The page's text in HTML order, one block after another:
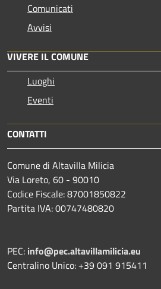
Comunicati
Avvisi
VIVERE IL COMUNE
Luoghi
Eventi
CONTATTI
Comune di Altavilla Milicia
Via Loreto, 60 - 90010
Codice Fiscale: 87001850822
Partita IVA: 00747480820
PEC: info@pec.altavillamilicia.eu
Centralino Unico: +39 091 915411